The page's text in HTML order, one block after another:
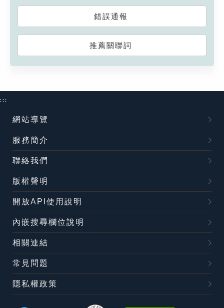
錯誤通報
推薦關聯詞
:::
網站導覽
服務簡介
聯絡我們
版權聲明
開放API使用說明
內嵌搜尋欄位說明
相關連結
常見問題
隱私權政策